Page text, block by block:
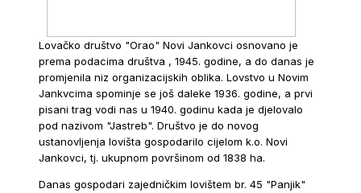
Lovačko društvo "Orao" Novi Jankovci osnovano je
prema podacima društva , 1945. godine, a do danas je
promjenila niz organizacijskih oblika. Lovstvo u Novim
Jankvcima spominje se još daleke 1936. godine, a prvi
pisani trag vodi nas u 1940. godinu kada je djelovalo
pod nazivom "Jastreb". Društvo je do novog
ustanovljenja lovišta gospodarilo cijelom k.o. Novi
Jankovci, tj. ukupnom površinom od 1838 ha.
Danas gospodari zajedničkim lovištem br. 45 "Panjik"